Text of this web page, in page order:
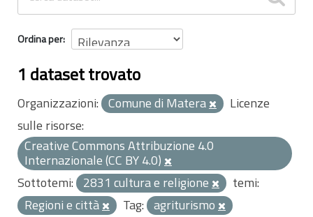
Ordina per
1 dataset trovato
Organizzazioni: Comune di Matera
Licenze
sulle risorse:
Creative Commons Attribuzione 4.0
Internazionale (CC BY 4.0)
Sottotemi: 2831 cultura e religione
temi:
Regioni e città
Tag: agriturismo